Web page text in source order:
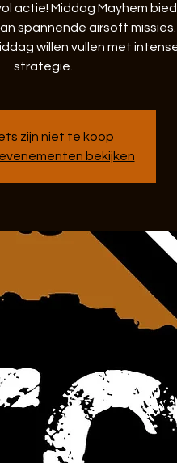
actie! Middag Mayhem
spannende airsoft missies.
willen vullen met
strategie.
zijn niet te koop
bekijken